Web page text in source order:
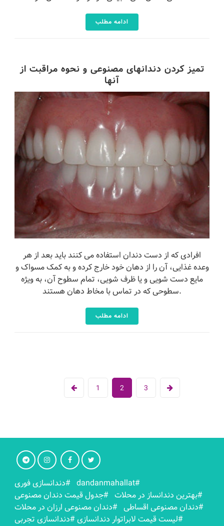
ادامه مطلب
تمیز کردن دندانهای مصنوعی و نحوه مراقبت از
آنها
افرادی که از دست دندان استفاده می کنند باید بعد از هر
وعده غذایی، آن را از دهان خود خارج کرده و به کمک مسواک و
مایع دست شویی و یا ظرف شویی، تمام سطوح آن، به ویژه
سطوحی که در تماس با مخاط دهان هستند.
ادامه مطلب
1 2 3
#dandanmahallat
#دندانسازی فوری
#بهترين دندانساز در محلات #جدول قیمت دندان مصنوعی
#دندان مصنوعی اقساطی #دندان مصنوعی ارزان در محلات
#لیست قیمت لابراتوار دندانسازی#دندانسازی تجربی